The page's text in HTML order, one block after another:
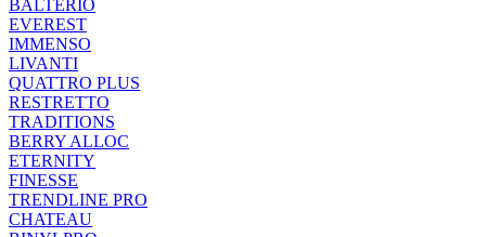
BALTERIO
EVEREST
IMMENSO
LIVANTI
QUATTRO PLUS
RESTRETTO
TRADITIONS
BERRY ALLOC
ETERNITY
FINESSE
TRENDLINE PRO
CHATEAU